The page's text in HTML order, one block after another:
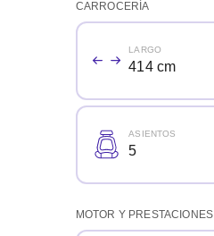
CARROCERÍA
LARGO
414 cm
ASIENTOS
5
MOTOR Y PRESTACIONES